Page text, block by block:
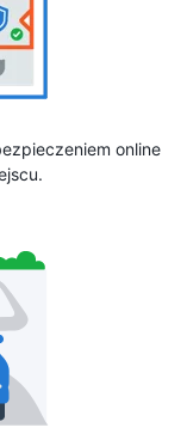
online